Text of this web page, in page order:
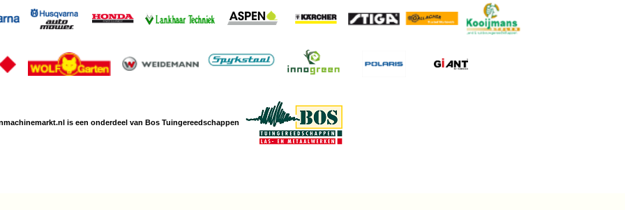
markt.nl is een onderdeel van Bos Tuingereedschappen